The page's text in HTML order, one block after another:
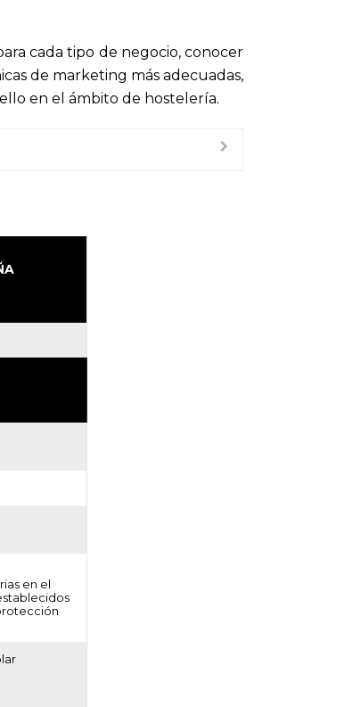
cada tipo de negocio, conocer
de marketing más adecuadas,
en el ámbito de hostelería.
en el